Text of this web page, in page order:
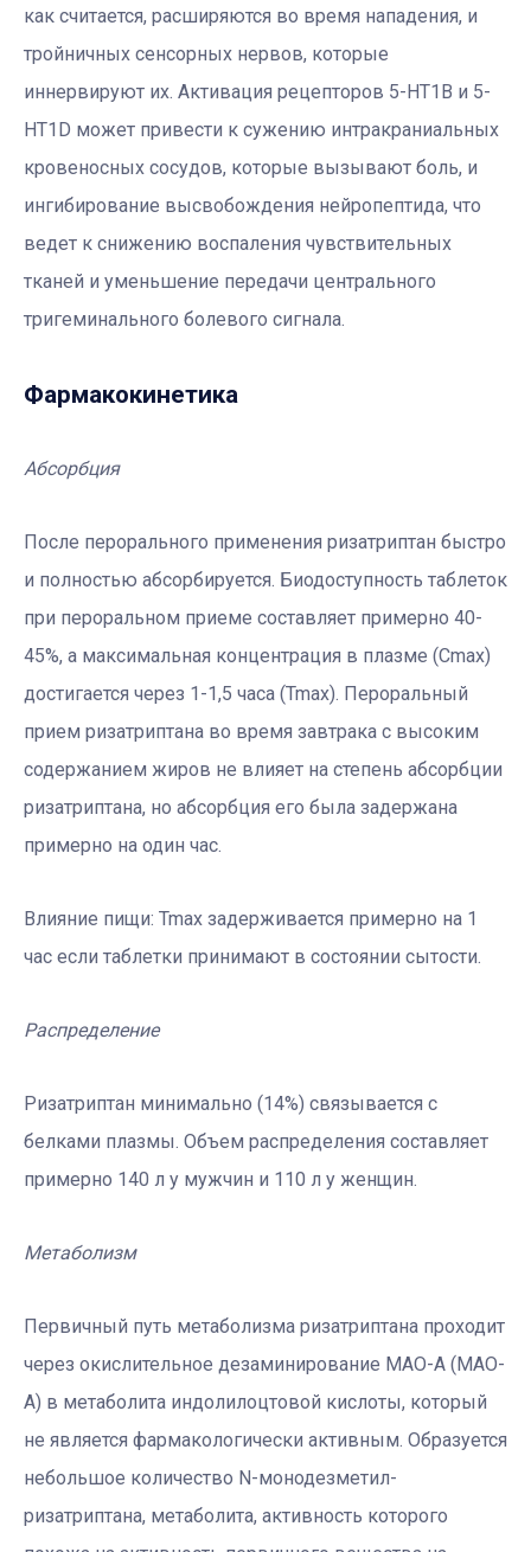
как считается, расширяются во время нападения, и
тройничных сенсорных нервов, которые
иннервируют их. Активация рецепторов 5-HT1B и 5-
HT1D может привести к сужению интракраниальных
кровеносных сосудов, которые вызывают боль, и
ингибирование высвобождения нейропептида, что
ведет к снижению воспаления чувствительных
тканей и уменьшение передачи центрального
тригеминального болевого сигнала.
Фармакокинетика
Абсорбция
После перорального применения ризатриптан быстро
и полностью абсорбируется. Биодоступность таблеток
при пероральном приеме составляет примерно 40-
45%, а максимальная концентрация в плазме (Cmax)
достигается через 1-1,5 часа (Tmax). Пероральный
прием ризатриптана во время завтрака с высоким
содержанием жиров не влияет на степень абсорбции
ризатриптана, но абсорбция его была задержана
примерно на один час.
Влияние пищи: Tmax задерживается примерно на 1
час если таблетки принимают в состоянии сытости.
Распределение
Ризатриптан минимально (14%) связывается с
белками плазмы. Объем распределения составляет
примерно 140 л у мужчин и 110 л у женщин.
Метаболизм
Первичный путь метаболизма ризатриптана проходит
через окислительное дезаминирование МАО-A (MAO-
A) в метаболита индолилоцтовой кислоты, который
не является фармакологически активным. Образуется
небольшое количество N-монодезметил-
ризатриптана, метаболита, активность которого